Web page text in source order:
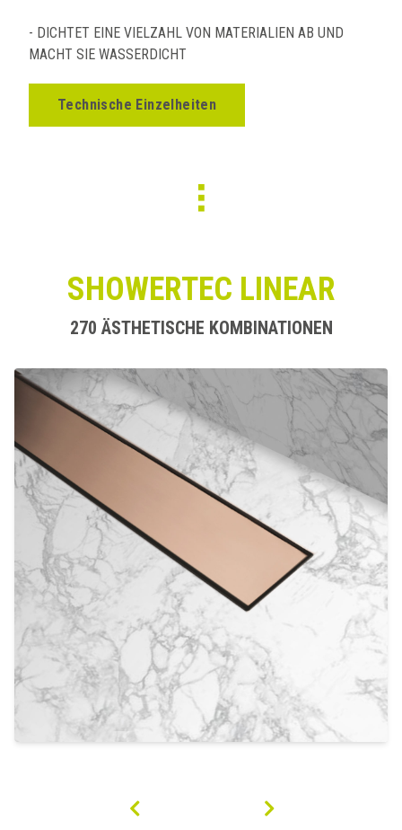
- DICHTET EINE VIELZAHL VON MATERIALIEN AB UND
MACHT SIE WASSERDICHT
Technische Einzelheiten
SHOWERTEC LINEAR
270 ÄSTHETISCHE KOMBINATIONEN